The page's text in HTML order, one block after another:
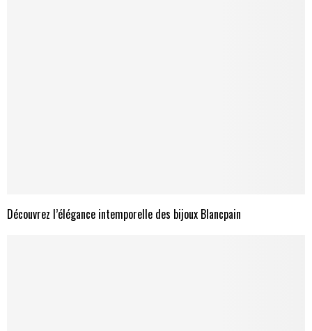
Découvrez l’élégance intemporelle des bijoux Blancpain